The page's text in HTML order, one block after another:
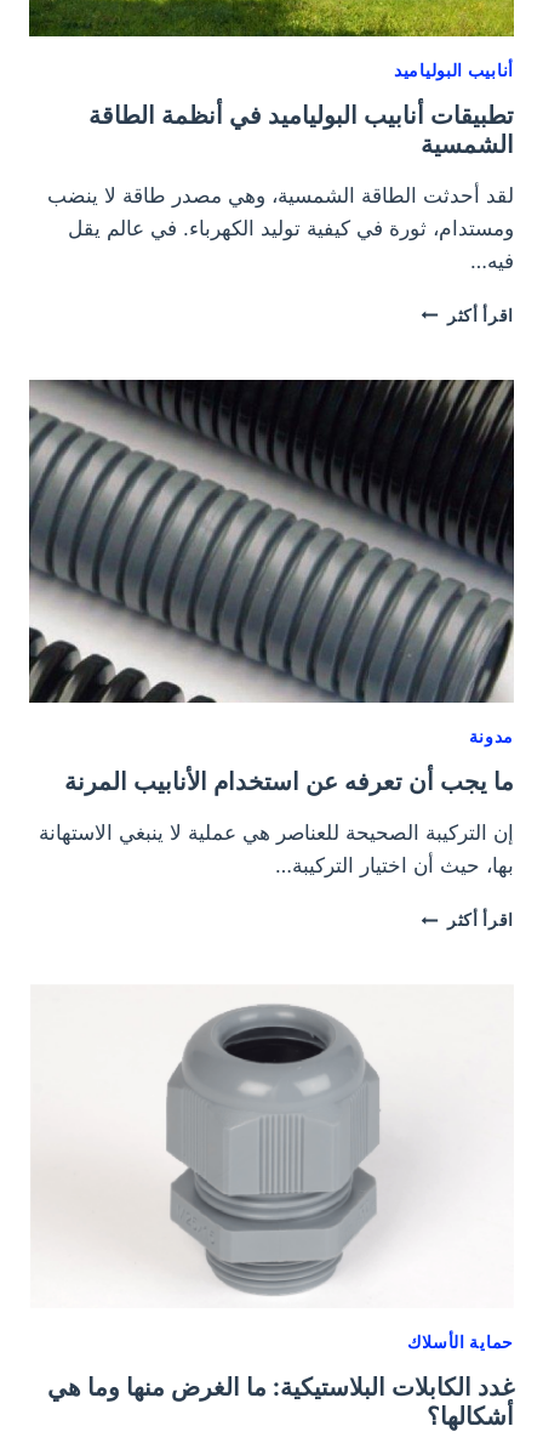
أنابيب البولياميد
تطبيقات أنابيب البولياميد في أنظمة الطاقة
الشمسية
لقد أحدثت الطاقة الشمسية، وهي مصدر طاقة لا ينضب
ومستدام، ثورة في كيفية توليد الكهرباء. في عالم يقل
فيه…
اقرأ أكثر
تطبيقات
في
أنظمة
الطاقة
مدونة
ما يجب أن تعرفه عن استخدام الأنابيب المرنة
إن التركيبة الصحيحة للعناصر هي عملية لا ينبغي الاستهانة
بها، حيث أن اختيار التركيبة…
اقرأ أكثر
ما
حماية الأسلاك
غدد الكابلات البلاستيكية: ما الغرض منها وما هي
أشكالها؟